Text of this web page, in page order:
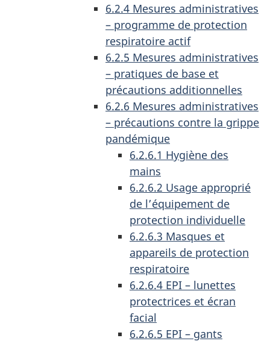
6.2.4 Mesures administratives
– programme de protection
respiratoire actif
6.2.5 Mesures administratives
– pratiques de base et
précautions additionnelles
6.2.6 Mesures administratives
– précautions contre la grippe
pandémique
6.2.6.1 Hygiène des
mains
6.2.6.2 Usage approprié
de l’équipement de
protection individuelle
6.2.6.3 Masques et
appareils de protection
respiratoire
6.2.6.4 EPI – lunettes
protectrices et écran
facial
6.2.6.5 EPI – gants